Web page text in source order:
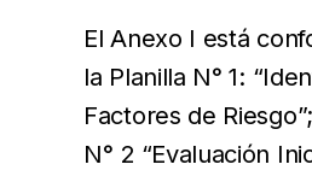
El Anexo I está
la Planilla N° 1:
Factores de
N° 2 “Evaluación